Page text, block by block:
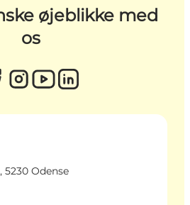
øjeblikke med
os
Odense